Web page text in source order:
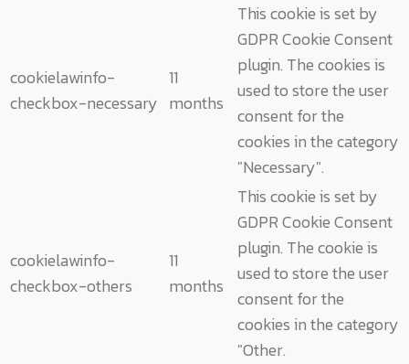
cookielawinfo-
checkbox-necessary
11
months
This cookie is set by
GDPR Cookie Consent
plugin. The cookies is
used to store the user
consent for the
cookies in the category
"Necessary".
cookielawinfo-
checkbox-others
11
months
This cookie is set by
GDPR Cookie Consent
plugin. The cookie is
used to store the user
consent for the
cookies in the category
"Other.